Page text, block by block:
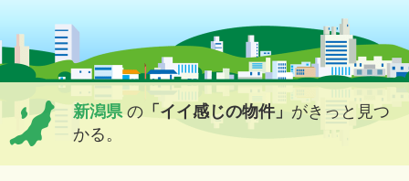
新潟県の 「イイ感じの物件」 がきっと見つ
かる。